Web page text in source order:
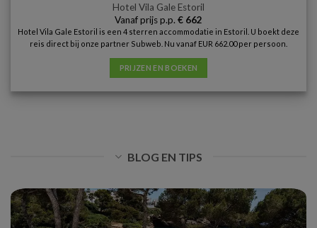
Hotel Vila Gale Estoril
Vanaf prijs p.p. € 662
Hotel Vila Gale Estoril is een 4 sterren accommodatie in Estoril. U boekt deze
reis direct bij onze partner Subweb. Nu vanaf EUR 662.00 per persoon.
PRIJZEN EN BOEKEN
BLOG EN TIPS